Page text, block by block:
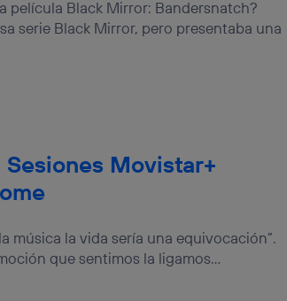
película Black Mirror: Bandersnatch?
serie Black Mirror, pero presentaba una
Movistar+
música la vida sería una equivocación”.
que sentimos la ligamos...